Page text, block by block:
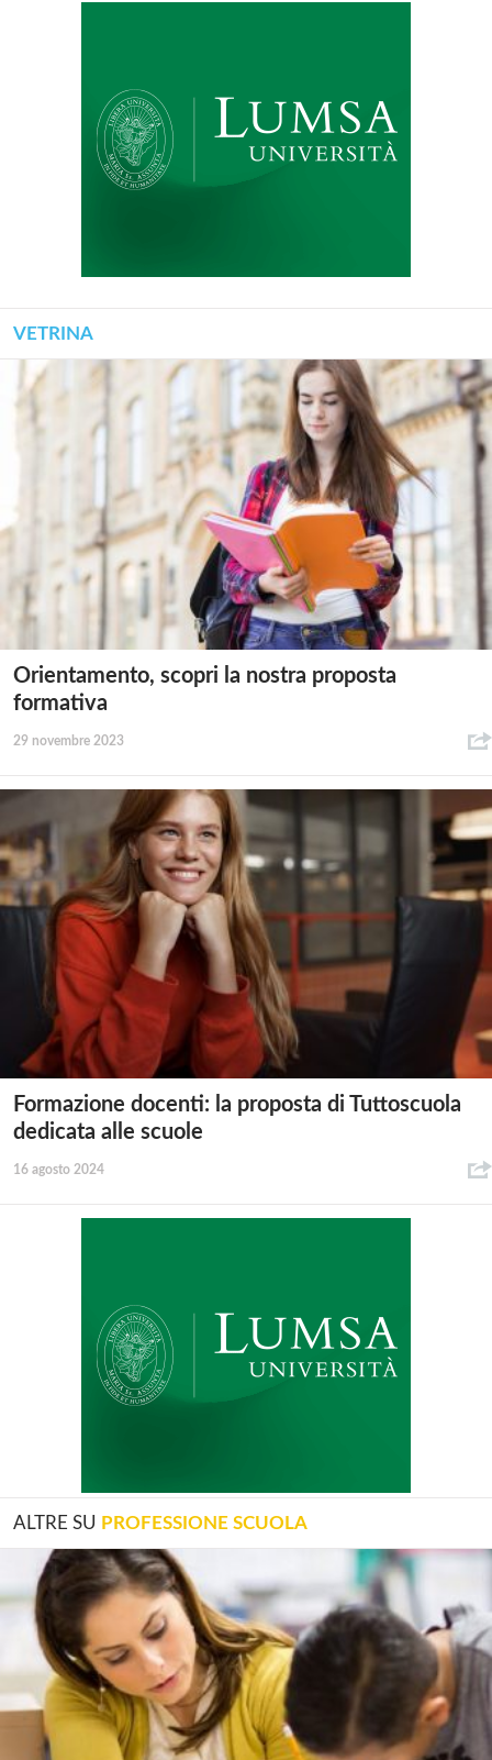
VETRINA
Orientamento, scopri la nostra proposta
formativa
29 novembre 2023
Formazione docenti: la proposta di Tuttoscuola
dedicata alle scuole
16 agosto 2024
ALTRE SU PROFESSIONE SCUOLA